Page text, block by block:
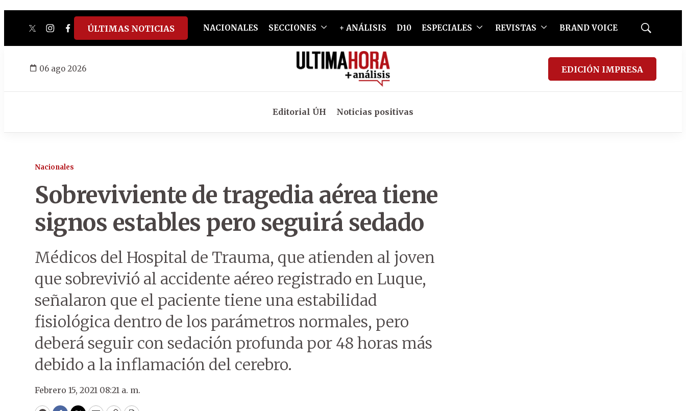
twitterinstagram
facebook
tiktokyoutube
spotify
ÚLTIMAS NOTICIAS NACIONALES SECCIONES + ANÁLISIS D10 ESPECIALES REVISTAS BRAND VOICE
Mostrar
06 ago 2026 EDICIÓN IMPRESA
Editorial ÚH Noticias positivas
Nacionales
Sobreviviente de tragedia aérea tiene
signos estables pero seguirá sedado
Médicos del Hospital de Trauma, que atienden al joven
que sobrevivió al accidente aéreo registrado en Luque,
señalaron que el paciente tiene una estabilidad
fisiológica dentro de los parámetros normales, pero
deberá seguir con sedación profunda por 48 horas más
debido a la inflamación del cerebro.
Febrero 15, 2021 08:21 a. m.